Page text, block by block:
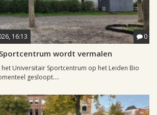
16:13 0
wordt vermalen
Universitair Sportcentrum op het Leiden Bio
gesloopt....